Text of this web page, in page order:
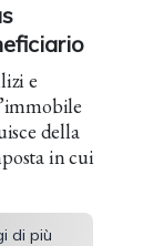
e
della
in cui
di più